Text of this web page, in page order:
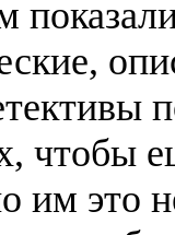
чтобы
им это